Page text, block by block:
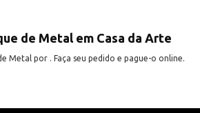
de Metal em Casa da Arte
Metal por . Faça seu pedido e pague-o online.